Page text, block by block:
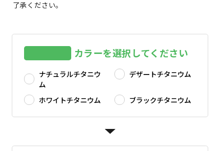
了承ください。
カラーを選択してください
ナチュラルチタニウ
ム
デザートチタニウム
ホワイトチタニウム ブラックチタニウム